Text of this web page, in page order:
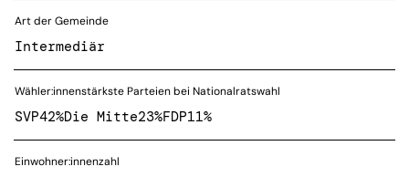
Art der Gemeinde
Intermediär
Wähler:innenstärkste Parteien bei Nationalratswahl
SVP42%Die Mitte23%FDP11%
Einwohner:innenzahl